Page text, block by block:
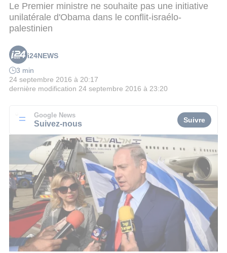
Le Premier ministre ne souhaite pas une initiative
unilatérale d'Obama dans le conflit-israélo-
palestinien
i24NEWS
3 min
24 septembre 2016 à 20:17
dernière modification 24 septembre 2016 à 23:20
Google News
Suivez-nous Suivre